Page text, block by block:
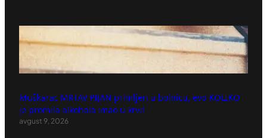
Muškarac MRTAV PIJAN primljen u bolnicu, evo KOLIKO
je promila alkohola imao u krvi!
avgust 9, 2026